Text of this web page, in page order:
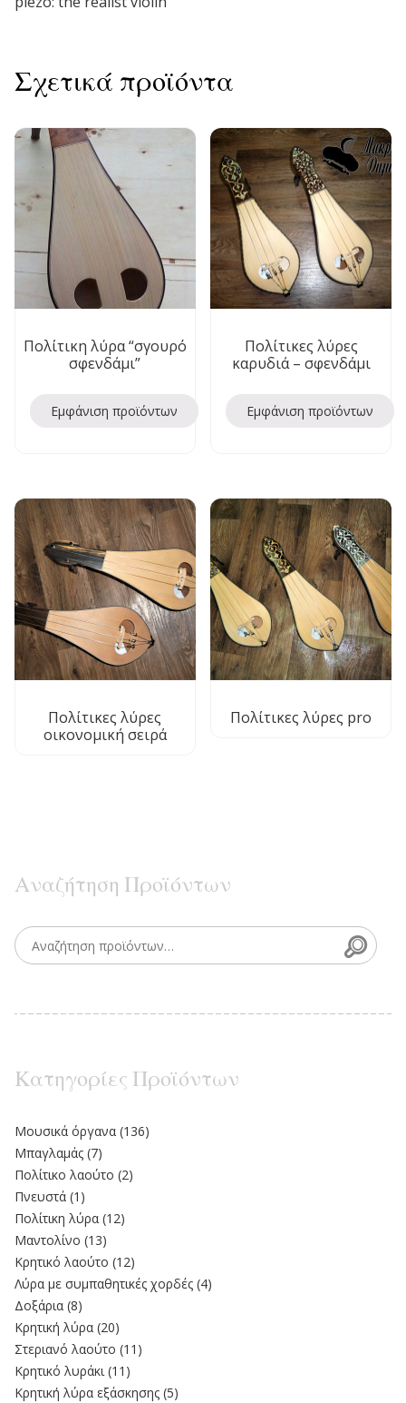
Σχετικά προϊόντα
Πολίτικη λύρα “σγουρό
σφενδάμι”
Εμφάνιση προϊόντων
Πολίτικες λύρες
καρυδιά – σφενδάμι
Εμφάνιση προϊόντων
Πολίτικες λύρες
οικονομική σειρά
Πολίτικες λύρες pro
Αναζήτηση Προϊόντων
Search for:
Κατηγορίες Προϊόντων
Moυσικά όργανα (136)
Μπαγλαμάς (7)
Πολίτικο λαούτο (2)
Πνευστά (1)
Πολίτικη λύρα (12)
Μαντολίνο (13)
Κρητικό λαούτο (12)
Λύρα με συμπαθητικές χορδές (4)
Δοξάρια (8)
Κρητική λύρα (20)
Στεριανό λαούτο (11)
Kρητικό λυράκι (11)
Κρητική λύρα εξάσκησης (5)